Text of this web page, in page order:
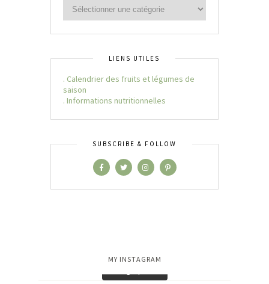
LIENS UTILES
. Calendrier des fruits et légumes de
saison
. Informations nutritionnelles
SUBSCRIBE & FOLLOW
MY INSTAGRAM